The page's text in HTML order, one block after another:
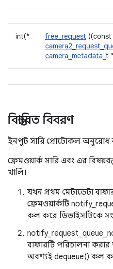
int(* free_request
camera_metadata_t
বিস্তারিত বিবরণ
ইনপুট সারি প্রোটোকল অনুরোধ
ফ্রেমওয়ার্ক সারি এবং এর
খালি।
যখন প্রথম মেটাডেটা
ফ্রেমওয়ার্কটি
কল করে ডিভাইসটিকে
বাফারটি পরিচালনা
অবশ্যই dequeue() কল